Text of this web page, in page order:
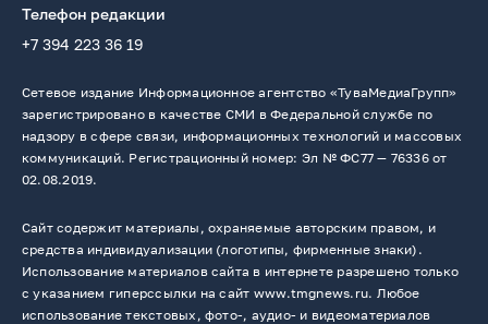
Телефон редакции
+7 394 223 36 19
Сетевое издание Информационное агентство «ТуваМедиаГрупп»
зарегистрировано в качестве СМИ в Федеральной службе по
надзору в сфере связи, информационных технологий и массовых
коммуникаций. Регистрационный номер: Эл № ФС77 — 76336 от
02.08.2019.
Сайт содержит материалы, охраняемые авторским правом, и
средства индивидуализации (логотипы, фирменные знаки).
Использование материалов сайта в интернете разрешено только
с указанием гиперссылки на сайт www.tmgnews.ru. Любое
использование текстовых, фото-, аудио- и видеоматериалов